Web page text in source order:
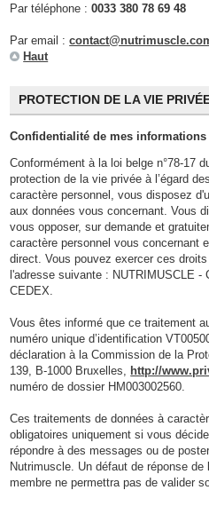
Par téléphone :0033 380 78 69 48
Par email :
Haut
PROTECTION DE LA VIE
Confidentialité de mes
Conformément à la loi belge n°78-17
protection de la vie privée à l’égard
caractère personnel, vous disposez
aux données vous concernant. Vous
vous opposer, sur demande et
caractère personnel vous concernant
direct. Vous pouvez exercer ces
l'adresse suivante : NUTRIMUSCLE -
CEDEX.
Vous êtes informé que ce traitement
numéro unique d’identification
déclaration à la Commission de la
139, B-1000 Bruxelles, http://
numéro de dossier HM003002560.
Ces traitements de données à
obligatoires uniquement si vous
répondre à des messages ou de
Nutrimuscle. Un défaut de réponse
membre ne permettra pas de valider